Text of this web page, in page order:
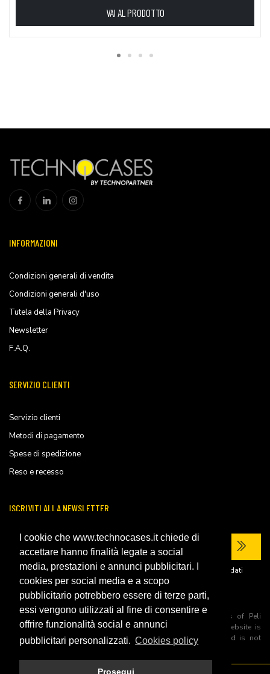
I cookie che www.technocases.it chiede di
accettare hanno finalità legate a social
media, prestazioni e annunci pubblicitari. I
cookies per social media e a scopo
pubblicitario potrebbero essere di terze parti,
essi vengono utilizzati al fine di consentire e
offrire funzionalità social e annunci
pubblicitari personalizzati. Cookies policy
Prosegui
VAI AL PRODOTTO
INFORMAZIONI
Condizioni generali di vendita
Condizioni generali d'uso
Tutela della Privacy
Newsletter
F.A.Q.
SERVIZIO CLIENTI
Servizio clienti
Metodi di pagamento
Spese di spedizione
Reso e recesso
ISCRIVITI ALLA NEWSLETTER
Ho letto laprivacy policy del sito e acconsento al trattamento dei miei dati
personali per ricevere comunicazioni commerciali.
All trademarks are registered and/or unregistered trademarks of Peli
Products, S.L.U. its parents, subsiadiries and affiliates. This website is
independently owned and operated by Technopartner SRL and is not
owned by Peli Products, S.L.U